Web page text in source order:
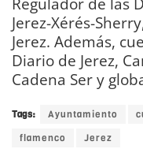
Jerez-Xérés-
Jerez. Además,
Diario de Jerez,
Cadena Ser y
Tags: Ayuntamiento
flamenco
Jerez